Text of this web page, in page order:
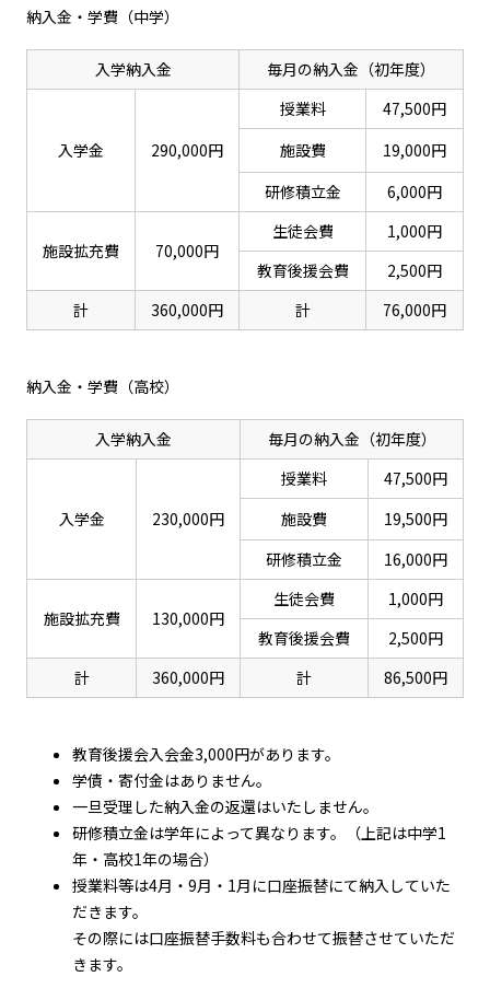
納入金・学費（中学）
入学納入金 毎月の納入金（初年度）
入学金 290,000円
授業料
47,500円
施設費
19,000円
研修積立金
6,000円
施設拡充費 70,000円
生徒会費
1,000円
教育後援会費
2,500円
計
360,000円 計 76,000円
納入金・学費（高校）
入学納入金 毎月の納入金（初年度）
入学金 230,000円
授業料
47,500円
施設費
19,500円
研修積立金
16,000円
施設拡充費 130,000円
生徒会費
1,000円
教育後援会費
2,500円
計
360,000円 計 86,500円
教育後援会入会金3,000円があります。
学債・寄付金はありません。
一旦受理した納入金の返還はいたしません。
研修積立金は学年によって異なります。（上記は中学1
年・高校1年の場合）
授業料等は4月・9月・1月に口座振替にて納入していた
だきます。
その際には口座振替手数料も合わせて振替させていただ
きます。